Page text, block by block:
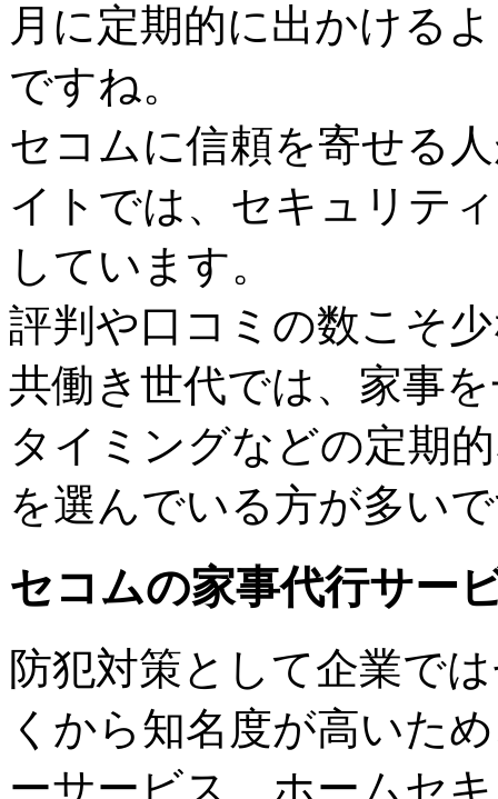
月に定期的に出かける
ですね。
セコムに信頼を寄せる
イトでは、セキュリテ
しています。
評判や口コミの数こそ
共働き世代では、家事
タイミングなどの定期
を選んでいる方が多い
セコムの家事代行サー
防犯対策として企業で
くから知名度が高いた
ーサービス、ホームセ